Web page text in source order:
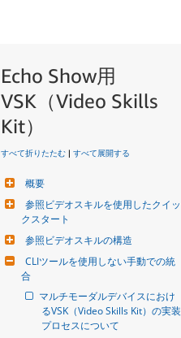
Echo Show用
VSK（Video Skills
Kit）
すべて折りたたむ | すべて展開する
概要
参照ビデオスキルを使用したクイッ
クスタート
参照ビデオスキルの構造
CLIツールを使用しない手動での統
合
マルチモーダルデバイスにおけ
るVSK（Video Skills Kit）の実装
プロセスについて